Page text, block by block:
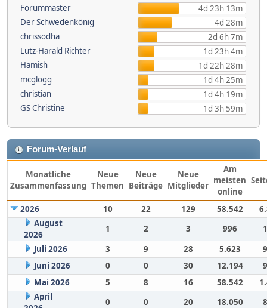
Forummaster
4d 23h 13m
Der Schwedenkönig
4d 28m
chrissodha
2d 6h 7m
Lutz-Harald Richter
1d 23h 4m
Hamish
1d 22h 28m
mcglogg
1d 4h 25m
christian
1d 4h 19m
GS Christine
1d 3h 59m
Forum-Verlauf
Monatliche
Zusammenfassung
Neue
Themen
Neue
Beiträge
Neue
Mitglieder
Am
meisten
online
2026 10 22 129 58.542
August
2026
1 2 3 996
Juli 2026
3 9 28 5.623
Juni 2026
0 0 30 12.194
Mai 2026
5 8 16 58.542
April
0 0 20 18.050